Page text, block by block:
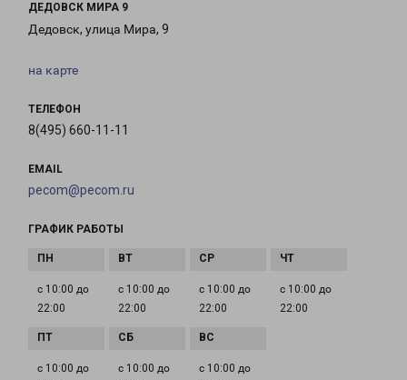
ДЕДОВСК МИРА 9
Дедовск, улица Мира, 9
на карте
ТЕЛЕФОН
8(495) 660-11-11
EMAIL
pecom@pecom.ru
ГРАФИК РАБОТЫ
с 10:00 до
22:00
с 10:00 до
22:00
с 10:00 до
22:00
с 10:00 до
22:00
с 10:00 до
с 10:00 до
с 10:00 до